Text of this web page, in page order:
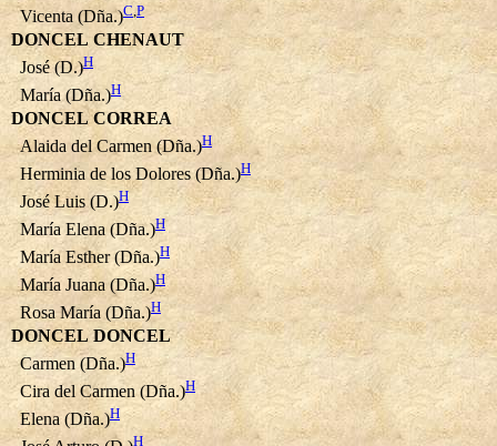
Vicenta (Dña.)C P
DONCEL CHENAUT
José (D.)H
María (Dña.)H
DONCEL CORREA
Alaida del Carmen (Dña.)H
Herminia de los Dolores (Dña.)H
José Luis (D.)H
María Elena (Dña.)H
María Esther (Dña.)H
María Juana (Dña.)H
Rosa María (Dña.)H
DONCEL DONCEL
Carmen (Dña.)H
Cira del Carmen (Dña.)H
Elena (Dña.)H
H